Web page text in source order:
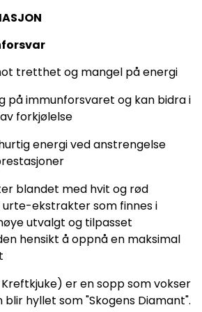
blodfortynnende eller
bør rådføre seg med lege
tretthet og mangel på energi
på immunforsvaret og kan bidra i
forkjølelse
energi ved anstrengelse
blandet med hvit og rød
urte-ekstrakter som finnes i
utvalgt og tilpasset
hensikt å oppnå en maksimal
er en sopp som vokser
blir hyllet som "Skogens Diamant".